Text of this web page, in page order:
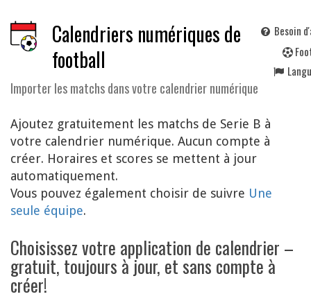
Calendriers numériques de
football
Importer les matchs dans votre calendrier numérique
Besoin
F
Ajoutez gratuitement les matchs de Serie B à
votre calendrier numérique. Aucun compte à
créer. Horaires et scores se mettent à jour
automatiquement.
Vous pouvez également choisir de suivre Une
seule équipe.
Choisissez votre application de calendrier –
gratuit, toujours à jour, et sans compte à
créer!